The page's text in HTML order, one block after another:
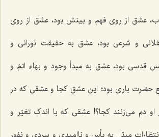
عشق از روی فهم و بینش بود، عشق از روی
و شرعی بود، عشق به حقیقت نورانی و
قدسی بود، عشق به مبدأ وجود و بهاء اتمّ و
حضرت باری بود؛ این عشق کجا و عشقی که در
دم می‌زنند کجا؟! عشقی که با اندک تغیّر و